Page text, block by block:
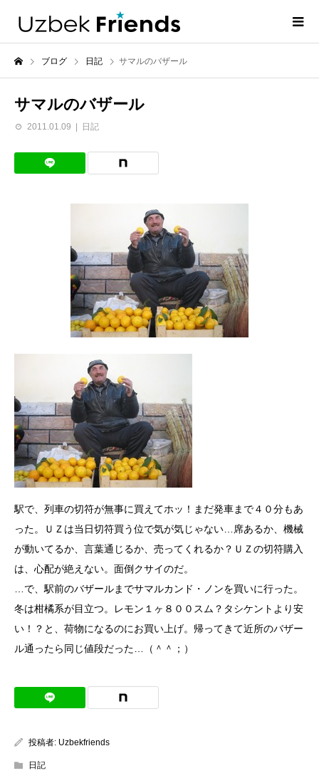
ブログ 日記 サマルのバザール
サマルのバザール
2011.01.09 日記
駅で、列車の切符が無事に買えてホッ！まだ発車まで４０分もあ
った。ＵＺは当日切符買う位で気が気じゃない…席あるか、機械
が動いてるか、言葉通じるか、売ってくれるか？ＵＺの切符購入
は、心配が絶えない。面倒クサイのだ。
…で、駅前のバザールまでサマルカンド・ノンを買いに行った。
冬は柑橘系が目立つ。レモン１ヶ８００スム？タシケントより安
い！？と、荷物になるのにお買い上げ。帰ってきて近所のバザー
ル通ったら同じ値段だった…（＾＾；）
投稿者: Uzbekfriends
日記